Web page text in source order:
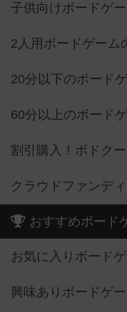
子供向けボードゲ
2人用ボードゲーム
20分以下のボード
60分以上のボード
割引購入！ボドク
クラウドファンデ
おすすめボード
お気に入りボード
興味ありボードゲ